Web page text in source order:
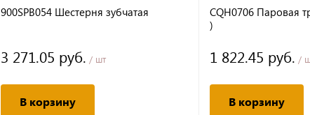
900SPB054 Шестерня зубчатая
3 271.05 руб. / шт
В корзину
CQH0706 Паровая
)
1 822.45 руб. /
В корзину